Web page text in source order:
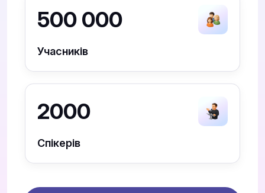
500 000
Учасників
2000
Спікерів